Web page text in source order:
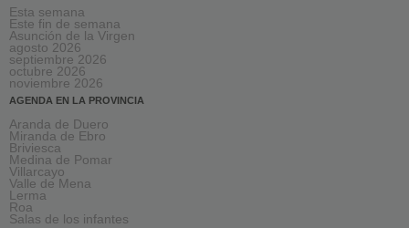
Esta semana
Este fin de semana
Asunción de la Virgen
agosto 2026
septiembre 2026
octubre 2026
noviembre 2026
AGENDA EN LA PROVINCIA
Aranda de Duero
Miranda de Ebro
Briviesca
Medina de Pomar
Villarcayo
Valle de Mena
Lerma
Roa
Salas de los infantes